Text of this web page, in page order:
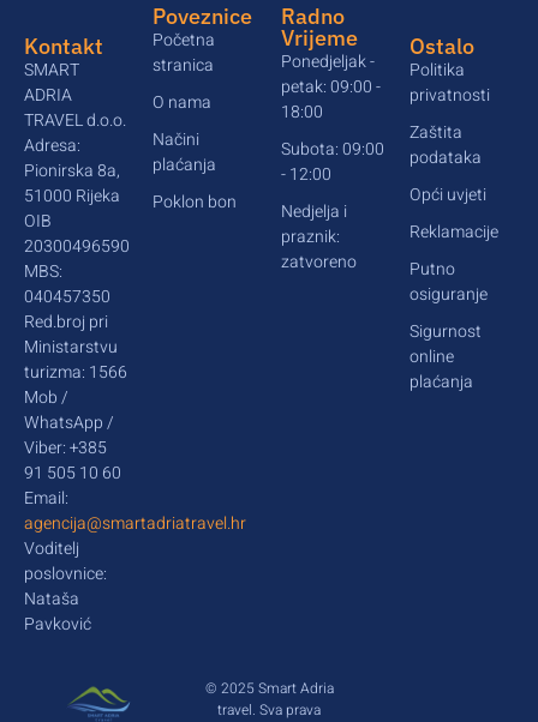
Kontakt
SMART
ADRIA
TRAVEL d.o.o.
Adresa:
Pionirska 8a,
51000 Rijeka
OIB
20300496590
MBS:
040457350
Red.broj pri
Ministarstvu
turizma: 1566
Mob /
WhatsApp /
Viber: +385
91 505 10 60
Email:
agencija@smartadriatravel.hr
Voditelj
poslovnice:
Nataša
Pavković
Poveznice
Početna
stranica
O nama
Načini
plaćanja
Poklon bon
Radno
Vrijeme
Ponedjeljak -
petak: 09:00 -
18:00
Subota: 09:00
- 12:00
Nedjelja i
praznik:
zatvoreno
Ostalo
Politika
privatnosti
Zaštita
podataka
Opći uvjeti
Reklamacije
Putno
osiguranje
Sigurnost
online
plaćanja
© 2025 Smart Adria
travel. Sva prava